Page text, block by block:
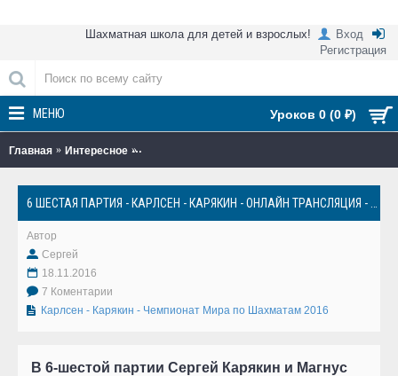
Шахматная школа для детей и взрослых!
Вход
Регистрация
Уроков 0 (0 ₽)
МЕНЮ
Главная Интересное 6 шестая партия - Карлсен - Карякин - Онлайн
Автор
Сергей
18.11.2016
7 Коментарии
Карлсен - Карякин - Чемпионат Мира по Шахматам 2016
В 6-шестой партии Сергей Карякин и Магнус